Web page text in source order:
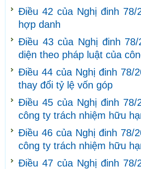
Điều 42 của Nghị đinh
hợp danh
Điều 43 của Nghị đinh
diện theo pháp luật của
Điều 44 của Nghị đinh 78/
thay đổi tỷ lệ vốn góp
Điều 45 của Nghị đinh
công ty trách nhiệm hữu
Điều 46 của Nghị đinh 78/
công ty trách nhiệm hữu
Điều 47 của Nghị đinh